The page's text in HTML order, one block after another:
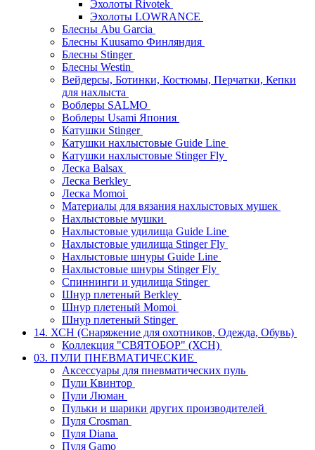
Эхолоты Rivotek
Эхолоты LOWRANCE
Блесны Abu Garcia
Блесны Kuusamo Финляндия
Блесны Stinger
Блесны Westin
Вейдерсы, Ботинки, Костюмы, Перчатки, Кепки
для нахлыста
Воблеры SALMO
Воблеры Usami Япония
Катушки Stinger
Катушки нахлыстовые Guide Line
Катушки нахлыстовые Stinger Fly
Леска Balsax
Леска Berkley
Леска Momoi
Материалы для вязания нахлыстовых мушек
Нахлыстовые мушки
Нахлыстовые удилища Guide Line
Нахлыстовые удилища Stinger Fly
Нахлыстовые шнуры Guide Line
Нахлыстовые шнуры Stinger Fly
Спиннинги и удилища Stinger
Шнур плетеный Berkley
Шнур плетеный Momoi
Шнур плетеный Stinger
14. ХСН (Снаряжение для охотников, Одежда, Обувь)
Коллекция "СВЯТОБОР" (ХСН)
03. ПУЛИ ПНЕВМАТИЧЕСКИЕ
Аксессуары для пневматических пуль
Пули Квинтор
Пули Люман
Пульки и шарики других производителей
Пуля Crosman
Пуля Diana
Пуля Gamo